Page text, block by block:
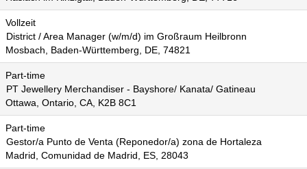
Vollzeit
District / Area Manager (w/m/d) im Großraum Heilbronn
Mosbach, Baden-Württemberg, DE, 74821
Part-time
PT Jewellery Merchandiser - Bayshore/ Kanata/ Gatineau
Ottawa, Ontario, CA, K2B 8C1
Part-time
Gestor/a Punto de Venta (Reponedor/a) zona de Hortaleza
Madrid, Comunidad de Madrid, ES, 28043